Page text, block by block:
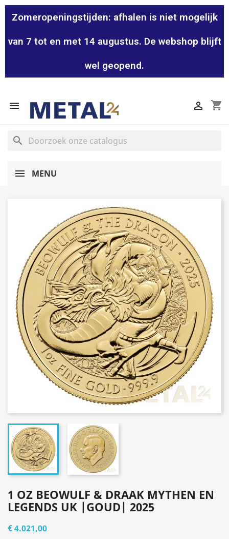
Zomeropeningstijden: afhalen is niet mogelijk
van 7 tot en met 14 augustus. De webshop blijft
wel geopend.
 shopping_cart

search
MENU
1 OZ BEOWULF & DRAAK MYTHEN EN
LEGENDS UK |GOUD| 2025
€ 4.021,00